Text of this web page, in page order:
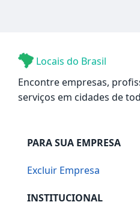
Locais do Brasil
Encontre empresas,
serviços em cidades de
PARA SUA EMPRESA
Excluir Empresa
INSTITUCIONAL